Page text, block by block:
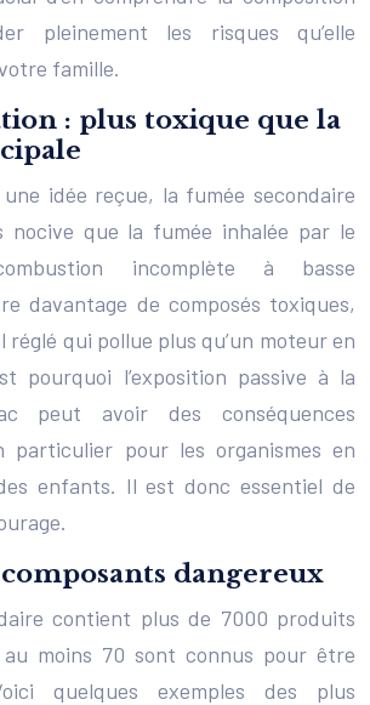
pleinement les risques qu’elle
famille.
: plus toxique que la
idée reçue, la fumée secondaire
nocive que la fumée inhalée par le
incomplète à basse
davantage de composés toxiques,
qui pollue plus qu’un moteur en
pourquoi l’exposition passive à la
peut avoir des conséquences
particulier pour les organismes en
enfants. Il est donc essentiel de
dangereux
contient plus de 7000 produits
moins 70 sont connus pour être
quelques exemples des plus